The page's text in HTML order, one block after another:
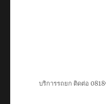
บริการรถยก ติดต่อ